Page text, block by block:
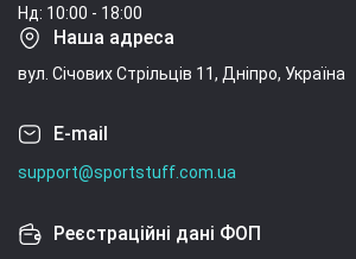
Нд: 10:00 - 18:00
Наша адреса
вул. Січових Стрільців 11, Дніпро, Україна
E-mail
support@sportstuff.com.ua
Реєстраційні дані ФОП